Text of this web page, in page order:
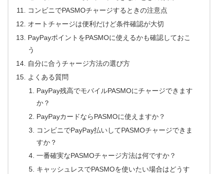
コンビニでPASMOチャージするときの注意点
オートチャージは便利だけど条件確認が大切
PayPayポイントをPASMOに使えるかも確認しておこ
う
自分に合うチャージ方法の選び方
よくある質問
PayPay残高でモバイルPASMOにチャージできます
か？
PayPayカードならPASMOに使えますか？
コンビニでPayPay払いしてPASMOチャージできま
すか？
一番確実なPASMOチャージ方法は何ですか？
キャッシュレスでPASMOを使いたい場合はどうす